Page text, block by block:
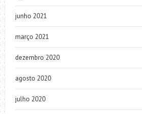
junho 2021
março 2021
dezembro 2020
agosto 2020
julho 2020